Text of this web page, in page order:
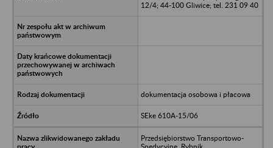
12/4; 44-100 Gliwice; tel. 231 09 40
dokumentacja osobowa i płacowa
SEke 610A-15/06
Przedsiębiorstwo Transportowo-